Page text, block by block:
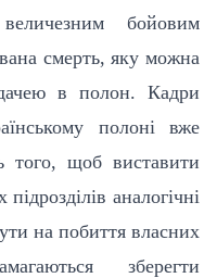
бойовим
смерть, яку можна
в полон. Кадри
полоні вже
того, щоб виставити
аналогічні
на побиття власних
зберегти